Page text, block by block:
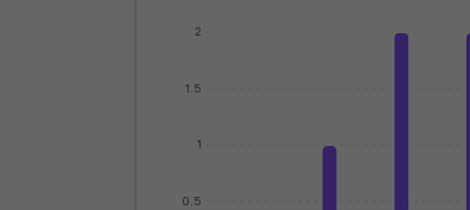
0.5
1
1.5
2